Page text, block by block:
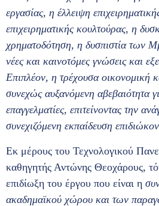
εργασίας, η έλλειψη
επιχειρηματικής κουλτούρας, η
χρηματοδότηση, η δυσπιστία των
νέες και καινοτόμες γνώσεις και
Επιπλέον, η τρέχουσα οικονομική
συνεχώς αυξανόμενη αβεβαιότητα
επαγγελματίες, επιτείνοντας την
συνεχιζόμενη εκπαίδευση
Εκ μέρους του Τεχνολογικού
καθηγητής Αντώνης Θεοχάρους,
επιδίωξη του έργου που είναι η
ακαδημαϊκού χώρου και των